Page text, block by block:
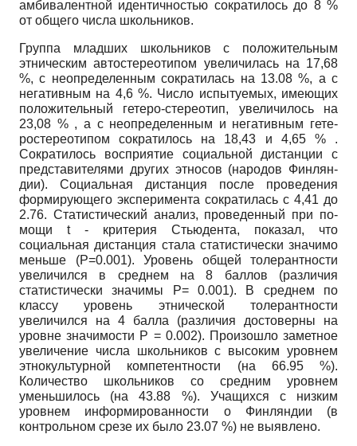
амбивалентной идентичностью сократилось до 8 %
от об­щего числа школьников.
Группа младших школьников с положительным
этническим автостереоти­пом увеличилась на 17,68
%, с неопределенным сократилась на 13.08 %, а с
негативным на 4,6 %. Число испытуемых, имеющих
положительный гетеро-стереотип, увеличилось на
23,08 % , а с неопределенным и негативным гете-
ростереотипом сократилось на 18,43 и 4,65 % .
Сократилось восприятие со­циальной дистанции с
представителями других этносов (народов Финлян­
дии). Социальная дистанция после проведения
формирующего эксперимен­та сократилась с 4,41 до
2.76. Статистический анализ, проведенный при по­
мощи t - критерия Стьюдента, показал, что
социальная дистанция стала ста­тистически значимо
меньше (P=0.001). Уровень общей толерантности
увели­чился в среднем на 8 баллов (различия
статистически значимы P= 0.001). В среднем по
классу уровень этнической толерантности
увеличился на 4 бал­ла (различия достоверны на
уровне значимости P = 0.002). Произошло за­метное
увеличение числа школьников с высоким уровнем
этнокультурной компетентности (на 66.95 %).
Количество школьников со средним уровнем
уменьшилось (на 43.88 %). Учащихся с низким
уровнем информированности о Финляндии (в
контрольном срезе их было 23.07 %) не выявлено.